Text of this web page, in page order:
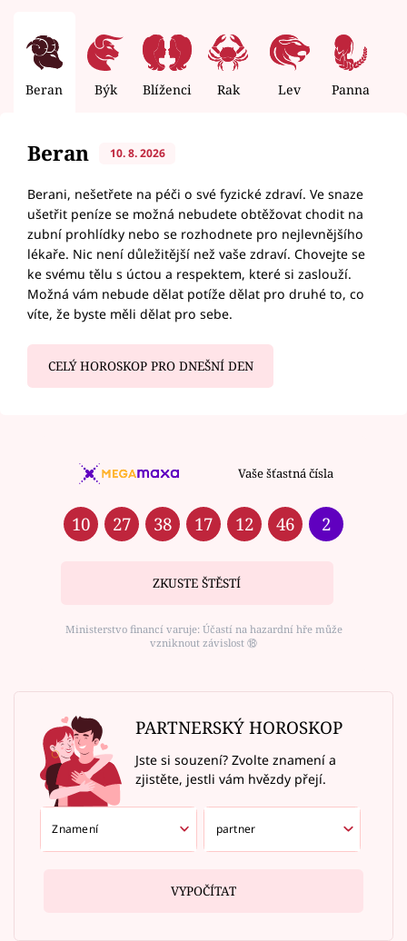
Beran Býk Blíženci Rak Lev Panna
Beran 10. 8. 2026
Berani, nešetřete na péči o své fyzické zdraví. Ve snaze
ušetřit peníze se možná nebudete obtěžovat chodit na
zubní prohlídky nebo se rozhodnete pro nejlevnějšího
lékaře. Nic není důležitější než vaše zdraví. Chovejte se
ke svému tělu s úctou a respektem, které si zaslouží.
Možná vám nebude dělat potíže dělat pro druhé to, co
víte, že byste měli dělat pro sebe.
CELÝ HOROSKOP PRO DNEŠNÍ DEN
Vaše šťastná čísla
10 27 38 17 12 46 2
ZKUSTE ŠTĚSTÍ
Ministerstvo financí varuje: Účastí na hazardní hře může
vzniknout závislost ⑱
PARTNERSKÝ HOROSKOP
Jste si souzení? Zvolte znamení a
zjistěte, jestli vám hvězdy přejí.
VYPOČÍTAT